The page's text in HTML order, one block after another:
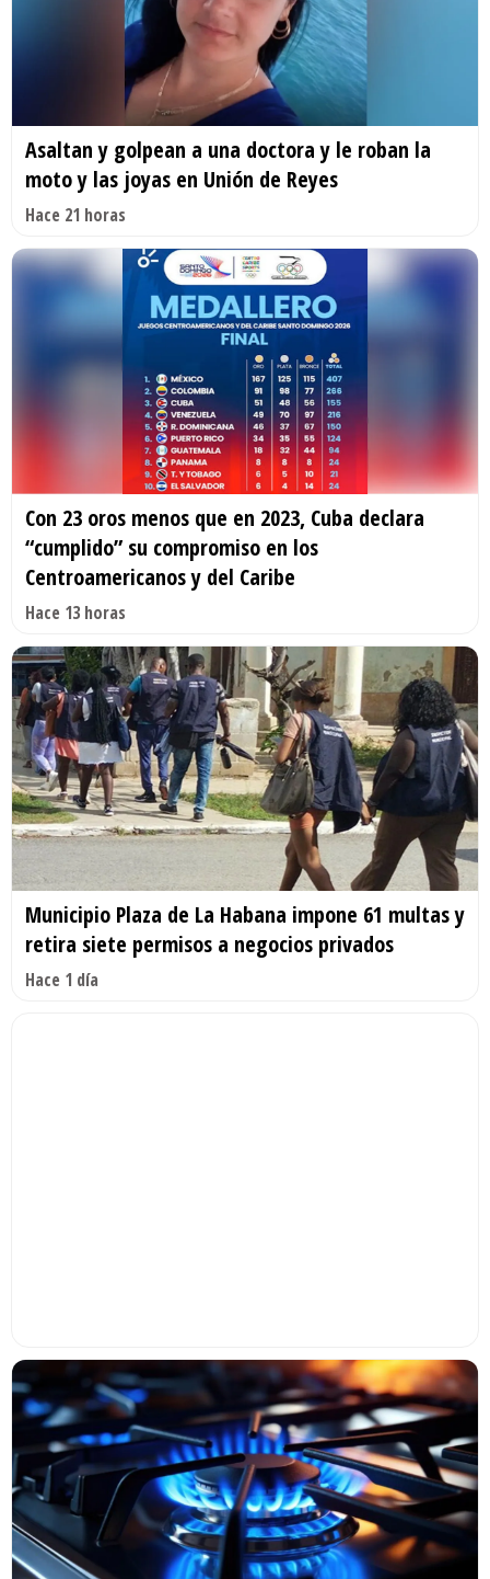
Asaltan y golpean a una doctora y le roban la
moto y las joyas en Unión de Reyes
Hace 21 horas
Con 23 oros menos que en 2023, Cuba declara
“cumplido” su compromiso en los
Centroamericanos y del Caribe
Hace 13 horas
Municipio Plaza de La Habana impone 61 multas y
retira siete permisos a negocios privados
Hace 1 día